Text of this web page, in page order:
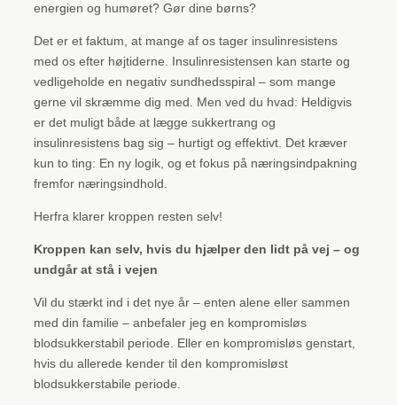
energien og humøret? Gør dine børns?
Det er et faktum, at mange af os tager insulinresistens
med os efter højtiderne. Insulinresistensen kan starte og
vedligeholde en negativ sundhedsspiral – som mange
gerne vil skræmme dig med. Men ved du hvad: Heldigvis
er det muligt både at lægge sukkertrang og
insulinresistens bag sig – hurtigt og effektivt. Det kræver
kun to ting: En ny logik, og et fokus på næringsindpakning
fremfor næringsindhold.
Herfra klarer kroppen resten selv!
Kroppen kan selv, hvis du hjælper den lidt på vej – og
undgår at stå i vejen
Vil du stærkt ind i det nye år – enten alene eller sammen
med din familie – anbefaler jeg en kompromisløs
blodsukkerstabil periode. Eller en kompromisløs genstart,
hvis du allerede kender til den kompromisløst
blodsukkerstabile periode.